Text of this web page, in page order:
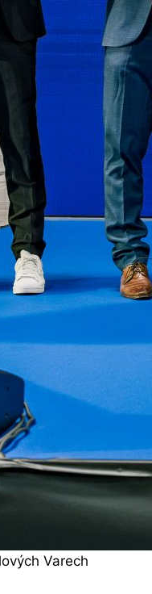
Varech